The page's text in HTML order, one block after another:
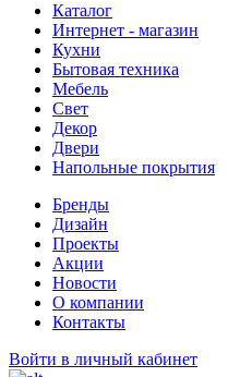
Каталог
Интернет - магазин
Кухни
Бытовая техника
Мебель
Свет
Декор
Двери
Напольные покрытия
Бренды
Дизайн
Проекты
Акции
Новости
О компании
Контакты
Войти в личный кабинет